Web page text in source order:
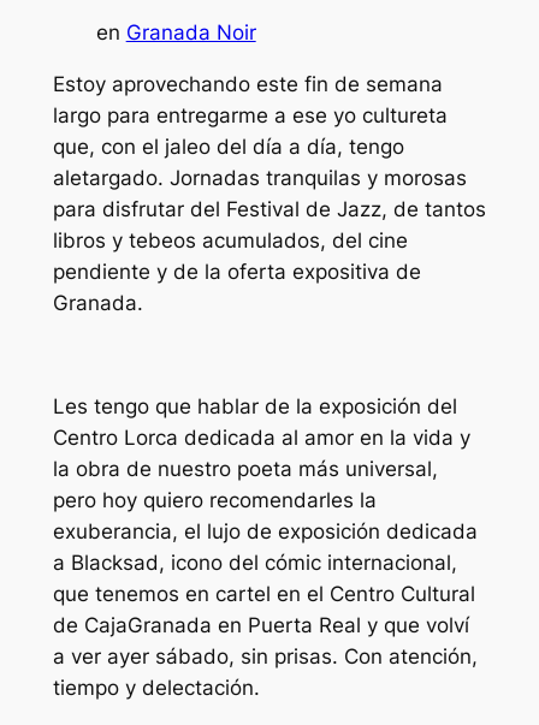
en Granada Noir
Estoy aprovechando este fin de semana
largo para entregarme a ese yo cultureta
que, con el jaleo del día a día, tengo
aletargado. Jornadas tranquilas y morosas
para disfrutar del Festival de Jazz, de tantos
libros y tebeos acumulados, del cine
pendiente y de la oferta expositiva de
Granada.
Les tengo que hablar de la exposición del
Centro Lorca dedicada al amor en la vida y
la obra de nuestro poeta más universal,
pero hoy quiero recomendarles la
exuberancia, el lujo de exposición dedicada
a Blacksad, icono del cómic internacional,
que tenemos en cartel en el Centro Cultural
de CajaGranada en Puerta Real y que volví
a ver ayer sábado, sin prisas. Con atención,
tiempo y delectación.